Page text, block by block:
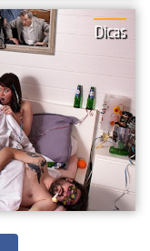
Dicas